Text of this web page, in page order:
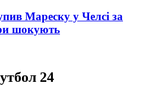
Мареску у Челсі за
шокують
24